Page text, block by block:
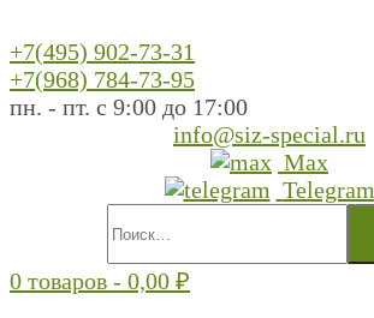
+7(495) 902-73-31
+7(968) 784-73-95
пн. - пт. с 9:00 до 17:00
info@siz-special.ru
Max
Telegram
0 товаров - 0,00 ₽